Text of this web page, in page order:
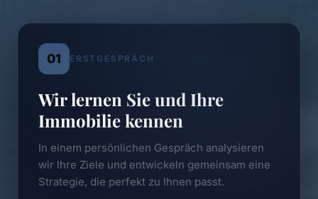
01 ERSTGESPRÄCH
Wir lernen Sie und Ihre
Immobilie kennen
In einem persönlichen Gespräch analysieren
wir Ihre Ziele und entwickeln gemeinsam eine
Strategie, die perfekt zu Ihnen passt.